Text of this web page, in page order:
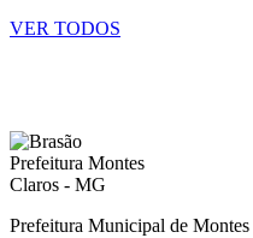
VER TODOS
Prefeitura Municipal de Montes